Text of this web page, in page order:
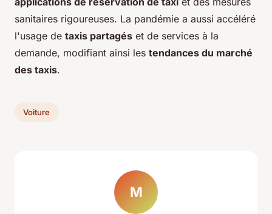
sanitaires rigoureuses. La pandémie a aussi accéléré
l'usage de taxis partagés et de services à la
demande, modifiant ainsi les tendances du marché
des taxis.
Voiture
M